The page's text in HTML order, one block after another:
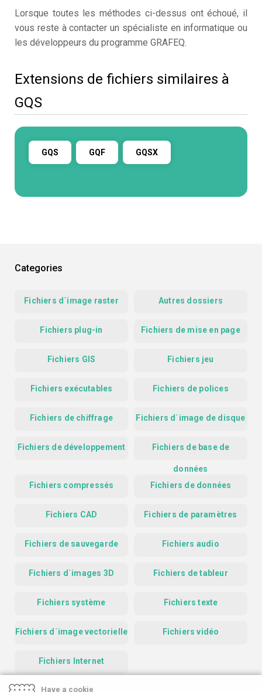
Lorsque toutes les méthodes ci-dessus ont échoué, il
vous reste à contacter un spécialiste en informatique ou
les développeurs du programme GRAFEQ.
Extensions de fichiers similaires à
GQS
GQS GQF GQSX
Categories
Fichiers d`image raster Autres dossiers
Fichiers plug-in Fichiers de mise en page
Fichiers GIS Fichiers jeu
Fichiers exécutables Fichiers de polices
Fichiers de chiffrage Fichiers d`image de disque
Fichiers de développement Fichiers de base de
données
Fichiers compressés
Fichiers de données
Fichiers CAD Fichiers de paramètres
Fichiers de sauvegarde Fichiers audio
Fichiers d`images 3D Fichiers de tableur
Fichiers système Fichiers texte
Fichiers d`image vectorielle Fichiers vidéo
Fichiers Internet
Have a cookie